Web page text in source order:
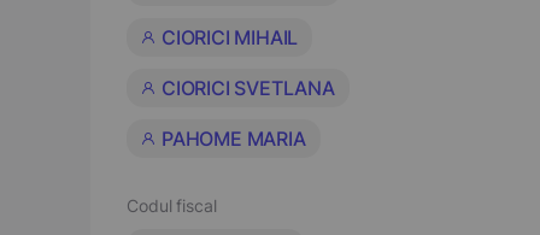
CIORICI MIHAIL
CIORICI SVETLANA
PAHOME MARIA
Codul fiscal